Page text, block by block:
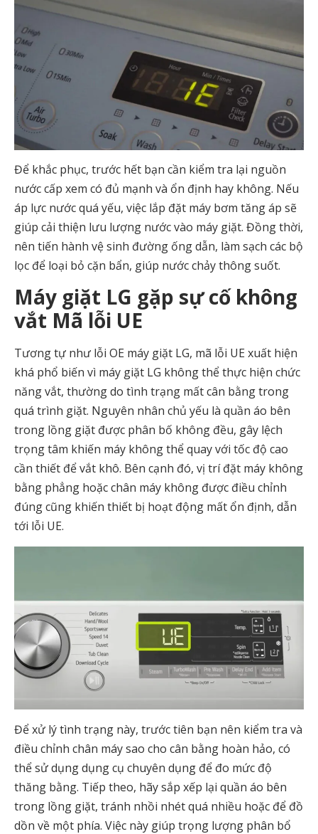
Để khắc phục, trước hết bạn cần kiểm tra lại nguồn
nước cấp xem có đủ mạnh và ổn định hay không. Nếu
áp lực nước quá yếu, việc lắp đặt máy bơm tăng áp sẽ
giúp cải thiện lưu lượng nước vào máy giặt. Đồng thời,
nên tiến hành vệ sinh đường ống dẫn, làm sạch các bộ
lọc để loại bỏ cặn bẩn, giúp nước chảy thông suốt.
Máy giặt LG gặp sự cố không
vắt Mã lỗi UE
Tương tự như lỗi OE máy giặt LG, mã lỗi UE xuất hiện
khá phổ biến vì máy giặt LG không thể thực hiện chức
năng vắt, thường do tình trạng mất cân bằng trong
quá trình giặt. Nguyên nhân chủ yếu là quần áo bên
trong lồng giặt được phân bố không đều, gây lệch
trọng tâm khiến máy không thể quay với tốc độ cao
cần thiết để vắt khô. Bên cạnh đó, vị trí đặt máy không
bằng phẳng hoặc chân máy không được điều chỉnh
đúng cũng khiến thiết bị hoạt động mất ổn định, dẫn
tới lỗi UE.
Để xử lý tình trạng này, trước tiên bạn nên kiểm tra và
điều chỉnh chân máy sao cho cân bằng hoàn hảo, có
thể sử dụng dụng cụ chuyên dụng để đo mức độ
thăng bằng. Tiếp theo, hãy sắp xếp lại quần áo bên
trong lồng giặt, tránh nhồi nhét quá nhiều hoặc để đồ
dồn về một phía. Việc này giúp trọng lượng phân bổ